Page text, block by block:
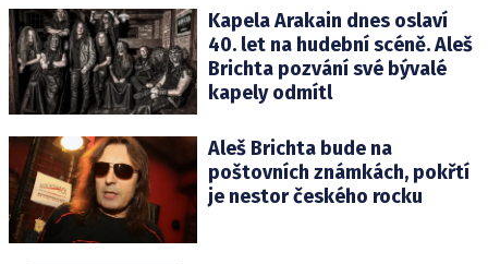
Kapela Arakain dnes oslaví
40. let na hudební scéně. Aleš
Brichta pozvání své bývalé
kapely odmítl
Aleš Brichta bude na
poštovních známkách, pokřtí
je nestor českého rocku